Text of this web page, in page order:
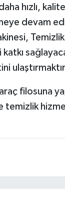
hızlı,
devam
katkı
filosuna